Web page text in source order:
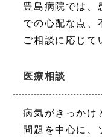
豊島病院では、
での心配な点、
ご相談に応じて
医療相談
病気がきっかけ
問題を中心に、